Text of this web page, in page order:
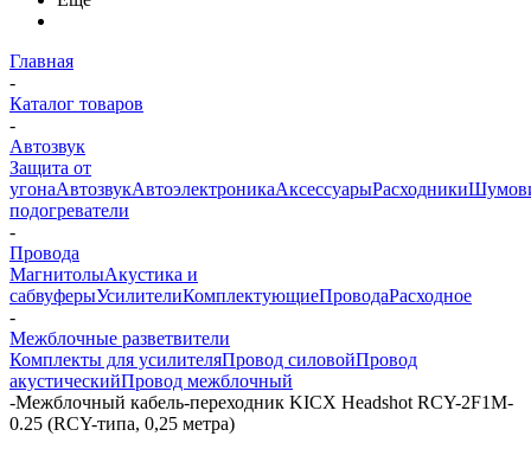
Главная
-
Каталог товаров
-
Автозвук
Защита от
угонаАвтозвукАвтоэлектроникаАксессуарыРасходники
подогреватели
-
Провода
МагнитолыАкустика и
сабвуферыУсилителиКомплектующиеПроводаРасходное
-
Межблочные разветвители
Комплекты для усилителяПровод силовойПровод
акустическийПровод межблочный
-Межблочный кабель-переходник KICX Headshot RCY-2F1M-
0.25 (RCY-типа, 0,25 метра)